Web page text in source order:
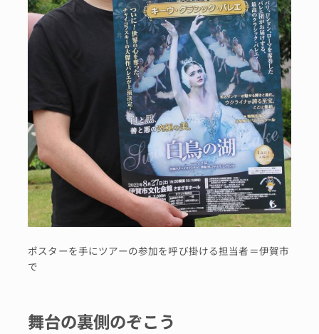
ポスターを手にツアーの参加を呼び掛ける担当者＝伊賀市
で
舞台の裏側のぞこう